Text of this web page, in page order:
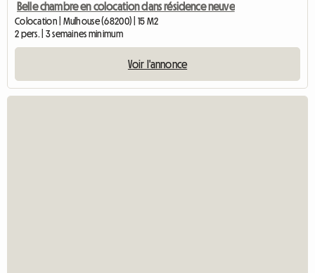
Belle chambre en colocation dans résidence neuve
Colocation | Mulhouse (68200) | 15 M2
2 pers. | 3 semaines minimum
Voir l'annonce